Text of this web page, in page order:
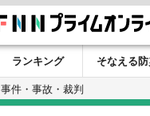
ランキング そなえる
事件・事故・裁判